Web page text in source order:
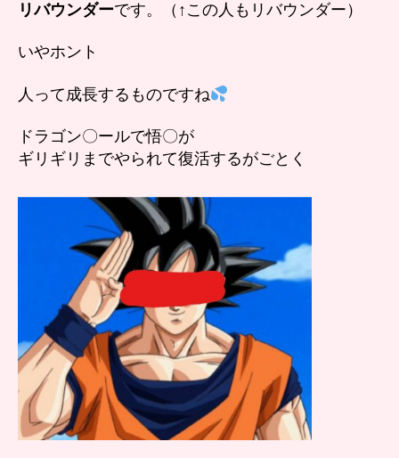
リバウンダーです。（↑この人もリバウンダー）
いやホント
人って成長するものですね
ドラゴン〇ールで悟〇が
ギリギリまでやられて復活するがごとく